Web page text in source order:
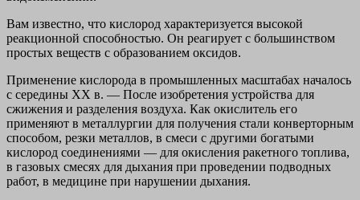
Вам известно, что кислород характеризуется высокой
реакционной способностью. Он реагирует с большинством
простых веществ с образованием оксидов.
Применение кислорода в промышленных масштабах началось
с середины XX в. — После изобретения устройства для
сжижения и разделения воздуха. Как окислитель его
применяют в металлургии для получения стали конверторным
способом, резки металлов, в смеси с другими богатыми
кислород соединениями — для окисления ракетного топлива,
в газовых смесях для дыхания при проведении подводных
работ, в медицине при нарушении дыхания.